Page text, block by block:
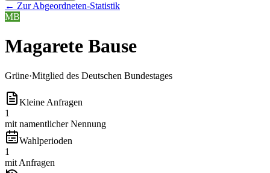
← Zur Abgeordneten-Statistik
MB
Magarete Bause
Grüne·Mitglied des Deutschen Bundestages
Kleine Anfragen
1
mit namentlicher Nennung
Wahlperioden
1
mit Anfragen